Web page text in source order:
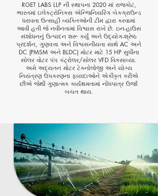
RGET LABS LLP ની સ્થાપના 2020 માં રાજકોટ,
ભારતમાં ઇલેક્ટ્રોનિક્સ એન્જિનિયરિંગ બેકગ્રાઉન્ડ
ધરાવતા ઉત્સાહી વ્યક્તિઓની ટીમ દ્વારા કરવામાં
આવી હતી જે નવીનતામાં વિશ્વાસ રાખે છે. ઇન-હાઉસ
સંશોધનનું ઉત્પાદન શરૂ કર્યું અને ઉદ્યોગ-શ્રેષ્ઠ
પ્રદર્શન, ગુણવત્તા અને વિશ્વસનીયતા સાથે AC અને
DC (PMSM અને BLDC) મોટર માટે 15 HP સુધીના
સોલર વોટર પંપ કંટ્રોલર/સોલર VFD વિકસાવ્યા.
અમે અદ્યતન મોટર ટેક્નોલોજી અને યોગ્ય
નિયંત્રણ ઉપકરણના ફાયદાઓને એકીકૃત કરીએ
છીએ જેથી ગુણાત્મક કાર્યક્ષમતામાં નોંધપાત્ર ઉર્જા
બચત થાય.